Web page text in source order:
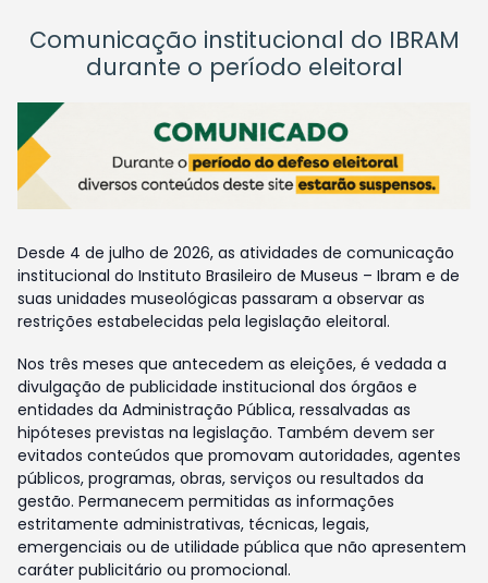
Comunicação institucional do IBRAM
durante o período eleitoral
Desde 4 de julho de 2026, as atividades de comunicação
institucional do Instituto Brasileiro de Museus – Ibram e de
suas unidades museológicas passaram a observar as
restrições estabelecidas pela legislação eleitoral.
Nos três meses que antecedem as eleições, é vedada a
divulgação de publicidade institucional dos órgãos e
entidades da Administração Pública, ressalvadas as
hipóteses previstas na legislação. Também devem ser
evitados conteúdos que promovam autoridades, agentes
públicos, programas, obras, serviços ou resultados da
gestão. Permanecem permitidas as informações
estritamente administrativas, técnicas, legais,
emergenciais ou de utilidade pública que não apresentem
caráter publicitário ou promocional.